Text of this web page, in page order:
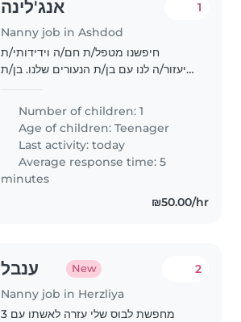
אנג'לינה
Nanny job in Ashdod
1
חיפשנו מטפל/ת חם/ה וידידותי/ת
שיעזור/ה לנו עם בן/ת הנעורים שלנו. בן/ת
וידידותי/ת. אנחנו צריכים מטפל/ת
שיהיה/ה נוח/ה לעזור בשיעורי בית. אנו
מקווים למצוא..
Number of children: 1
Age of children:Teenager
Last activity: today
Average response time: 5
minutes
₪50.00/hr
ענבל New
Nanny job in Herzliya
2
מחפשת לבוס שלי עזרה לאשתו עם 3